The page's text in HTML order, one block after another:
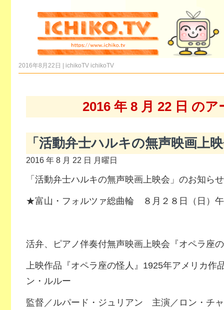
2016年8月22日 | ichikoTV ichikoTV
2016 年 8 月 22 日 のア
「活動弁士ハルキの無声映画上
2016 年 8 月 22 日 月曜日
「活動弁士ハルキの無声映画上映会」のお知ら
★富山・フォルツァ総曲輪 ８月２８日（日）
活弁、ピアノ伴奏付無声映画上映会『オペラ座
上映作品『オペラ座の怪人』1925年アメリカ
ン・ルルー
監督／ルパード・ジュリアン 主演／ロン・チ